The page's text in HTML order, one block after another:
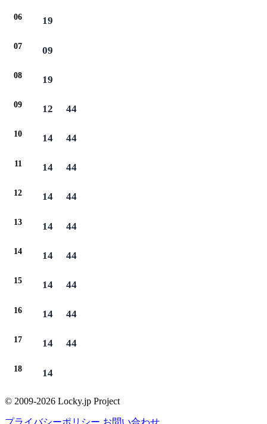
06 19
07 09
08 19
09 12 44
10 14 44
11 14 44
12 14 44
13 14 44
14 14 44
15 14 44
16 14 44
17 14 44
18 14
© 2009-2026 Locky.jp Project
プライバシーポリシー お問い合わせ